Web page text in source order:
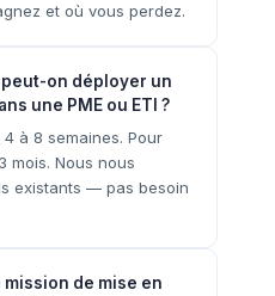
et où vous perdez.
peut-on déployer un
une PME ou ETI ?
à 8 semaines. Pour
mois. Nous nous
existants — pas besoin
mission de mise en